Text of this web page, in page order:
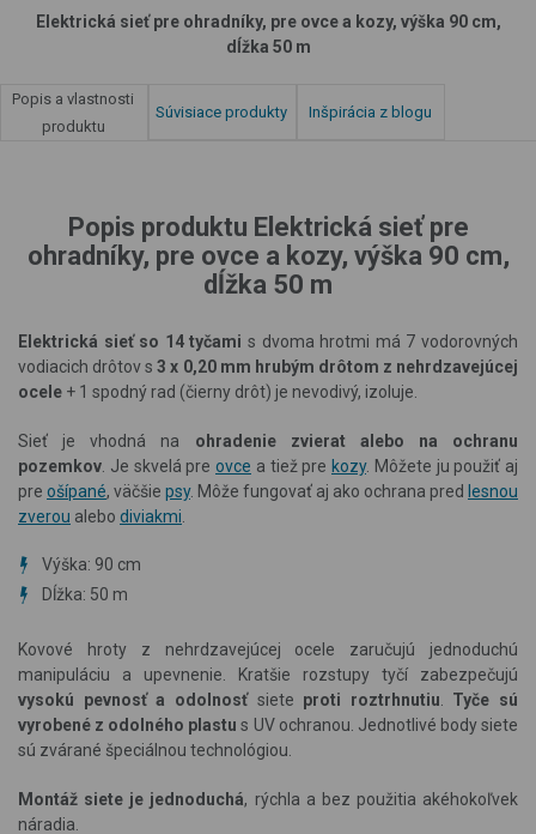
Elektrická sieť pre ohradníky, pre ovce a kozy, výška 90 cm,
dĺžka 50 m
Popis a vlastnosti
produktu
Súvisiace produkty Inšpirácia z blogu
Popis produktu Elektrická sieť pre
ohradníky, pre ovce a kozy, výška 90 cm,
dĺžka 50 m
Elektrická sieť so 14 tyčami s dvoma hrotmi má 7 vodorovných
vodiacich drôtov s3 x 0,20 mm hrubým drôtom z nehrdzavejúcej
ocele + 1 spodný rad (čierny drôt) je nevodivý, izoluje.
Sieť je vhodná na ohradenie zvierat alebo na ochranu
pozemkov . Je skvelá pre ovce a tiež pre kozy. Môžete ju použiť aj
pre ošípané, väčšie psy. Môže fungovať aj ako ochrana pred lesnou
zverou alebo diviakmi
Výška: 90 cm
Dĺžka: 50 m
Kovové hroty z nehrdzavejúcej ocele zaručujú jednoduchú
manipuláciu a upevnenie. Kratšie rozstupy tyčí zabezpečujú
vysokú pevnosť a odolnosťsiete proti roztrhnutiu
Tyče sú
vyrobené z odolného plastu s UV ochranou. Jednotlivé body siete
sú zvárané špeciálnou technológiou.
Montáž siete je jednoduchá, rýchla a bez použitia akéhokoľvek
náradia.